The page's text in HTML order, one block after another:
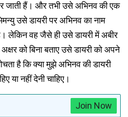
जाती हैं। और तभी उसे अभिनव की एक
उसे डायरी पर अभिनव का नाम
लेकिन वह जैसे ही उसे डायरी में अबीर
को बिना बताए उसे डायरी को अपने
है कि क्या मुझे अभिनव की डायरी
या नहीं देनी चाहिए।
Join Now